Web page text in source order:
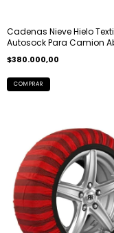
Cadenas Nieve Hielo
Autosock Para Camion
$380.000,00
COMPRAR